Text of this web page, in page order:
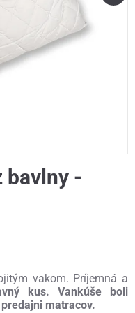
bavlny -
vakom. Príjemná a
kus. Vankúše boli
matracov.